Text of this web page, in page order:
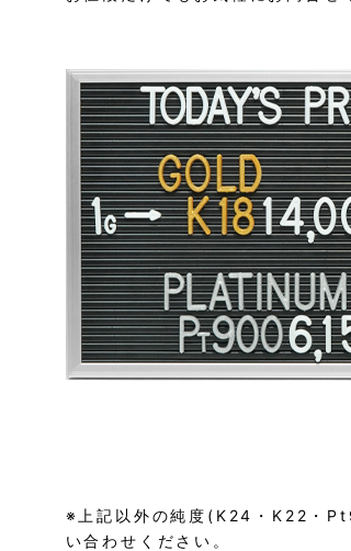
※上記以外の純度(K24・K22・
い合わせください。